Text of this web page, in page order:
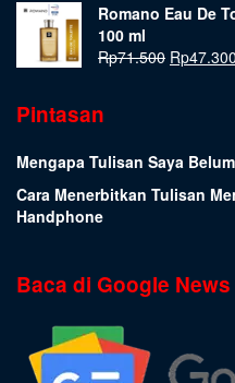
Romano Eau De
100 ml
Rp71.500 Rp47.300
Pintasan
Mengapa Tulisan Saya
Cara Menerbitkan Tulisan
Handphone
Baca di Google News